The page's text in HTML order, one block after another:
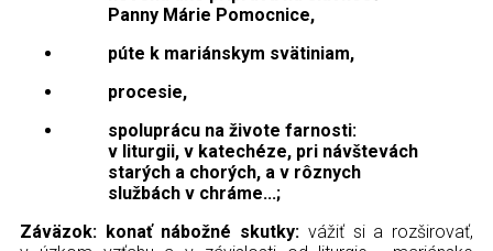
Panny Márie Pomocnice,
púte k mariánskym svätiniam,
procesie,
spoluprácu na živote farnosti:
v liturgii, v katechéze, pri návštevách
starých a chorých, a v rôznych
službách v chráme...;
Záväzok: konať nábožné skutky: vážiť si a rozširovať,